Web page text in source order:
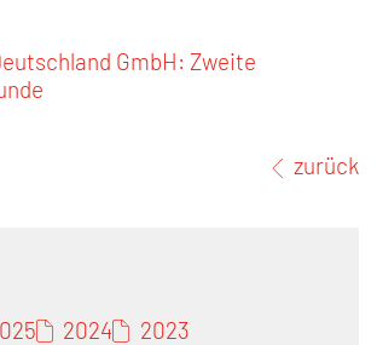
GmbH: Zweite
zurück
2024 2023